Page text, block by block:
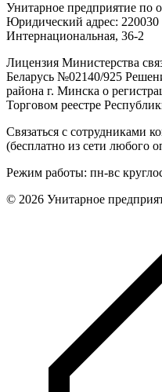
Унитарное предприятие по
Юридический адрес: 220030
Интернациональная, 36-2
Лицензия Министерства
Беларусь №02140/925
района г. Минска о
Торговом реестре
Связаться с сотрудниками
(бесплатно из сети любого
Режим работы: пн-вс
© 2026 Унитарное